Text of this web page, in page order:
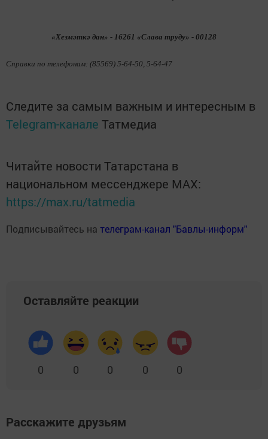
«Хезмәткә дан» - 16261 «Слава труду» - 00128
Справки по телефонам: (85569) 5-64-50, 5-64-47
Следите за самым важным и интересным в
Telegram-канале Татмедиа
Читайте новости Татарстана в
национальном мессенджере MАХ:
https://max.ru/tatmedia
Подписывайтесь на телеграм-канал "Бавлы-информ"
Оставляйте реакции
0 0 0 0 0
Расскажите друзьям